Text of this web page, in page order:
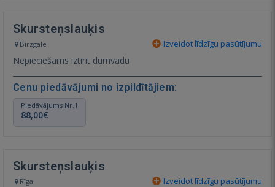
Skursteņslauķis
Birzgale Izveidot līdzīgu pasūtījumu
Nepieciešams iztīrīt dūmvadu
Cenu piedāvājumi no izpildītājiem:
Piedāvājums Nr.1
88,00€
Skursteņslauķis
Rīga Izveidot līdzīgu pasūtījumu